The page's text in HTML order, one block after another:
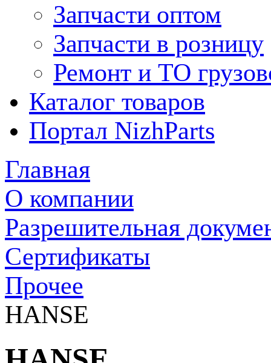
Запчасти оптом
Запчасти в розницу
Ремонт и ТО
Каталог товаров
Портал NizhParts
Главная
О компании
Разрешительная
Сертификаты
Прочее
HANSE